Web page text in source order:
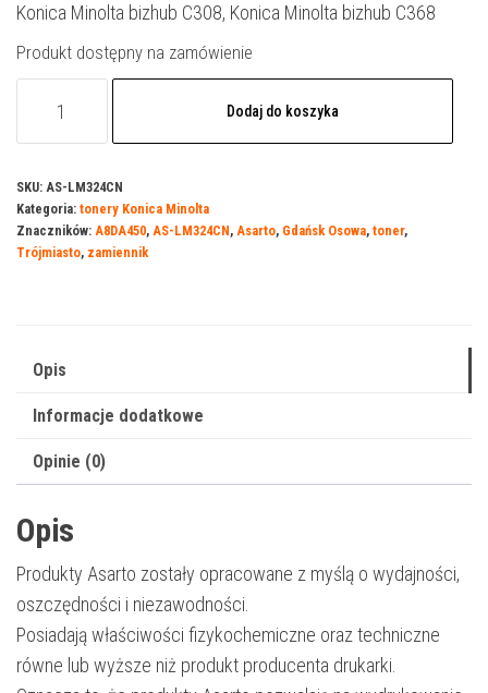
Konica Minolta bizhub C308, Konica Minolta bizhub C368
Produkt dostępny na zamówienie
do
Konica-
Minolta
str.
cyan
Dodaj do koszyka
SKU: AS-LM324CN
Kategoria: tonery Konica Minolta
Znaczników: A8DA450, AS-LM324CN, Asarto, Gdańsk Osowa, toner,
Trójmiasto, zamiennik
Opis
Informacje dodatkowe
Opinie (0)
Opis
Produkty Asarto zostały opracowane z myślą o wydajności,
oszczędności i niezawodności.
Posiadają właściwości fizykochemiczne oraz techniczne
równe lub wyższe niż produkt producenta drukarki.